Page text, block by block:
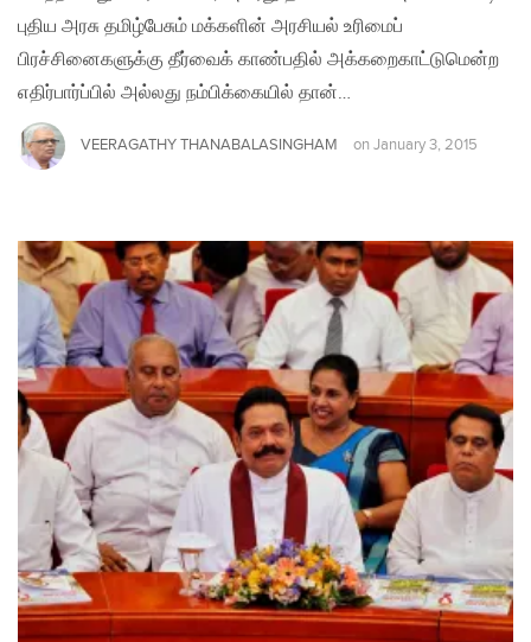
புதிய அரசு தமிழ்பேசும் மக்களின் அரசியல் உரிமைப்
பிரச்சினைகளுக்கு தீர்வைக் காண்பதில் அக்கறைகாட்டுமென்ற
எதிர்பார்ப்பில் அல்லது நம்பிக்கையில் தான்…
VEERAGATHY THANABALASINGHAM on January 3, 2015